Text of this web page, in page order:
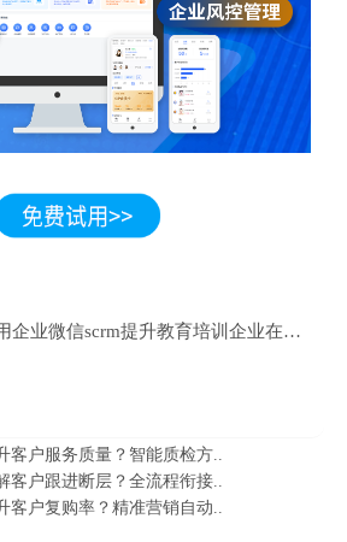
企业微信scrm提升教育培训企业在私域中
客户服务质量？智能质检方..
客户跟进断层？全流程衔接..
客户复购率？精准营销自动..